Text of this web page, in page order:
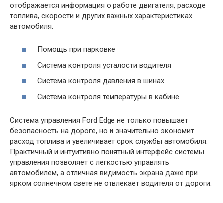
отображается информация о работе двигателя, расходе
топлива, скорости и других важных характеристиках
автомобиля.
Помощь при парковке
Система контроля усталости водителя
Система контроля давления в шинах
Система контроля температуры в кабине
Система управления Ford Edge не только повышает
безопасность на дороге, но и значительно экономит
расход топлива и увеличивает срок службы автомобиля.
Практичный и интуитивно понятный интерфейс системы
управления позволяет с легкостью управлять
автомобилем, а отличная видимость экрана даже при
ярком солнечном свете не отвлекает водителя от дороги.